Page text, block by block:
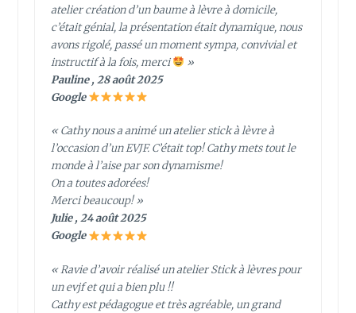
atelier création d’un baume à lèvre à domicile,
c’était génial, la présentation était dynamique, nous
avons rigolé, passé un moment sympa, convivial et
instructif à la fois, merci
»
Pauline , 28 août 2025
Google
« Cathy nous a animé un atelier stick à lèvre à
l’occasion d’un EVJF. C’était top! Cathy mets tout le
monde à l’aise par son dynamisme!
On a toutes adorées!
Merci beaucoup! »
Julie , 24 août 2025
Google
« Ravie d’avoir réalisé un atelier Stick à lèvres pour
un evjf et qui a bien plu !!
Cathy est pédagogue et très agréable, un grand